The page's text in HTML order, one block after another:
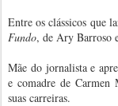
Entre os clássicos que
Fundo, de Ary Barroso
Mãe do jornalista e
e comadre de Carmen
suas carreiras.